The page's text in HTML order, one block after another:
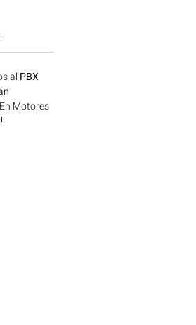
minería y
al PBX
Motores